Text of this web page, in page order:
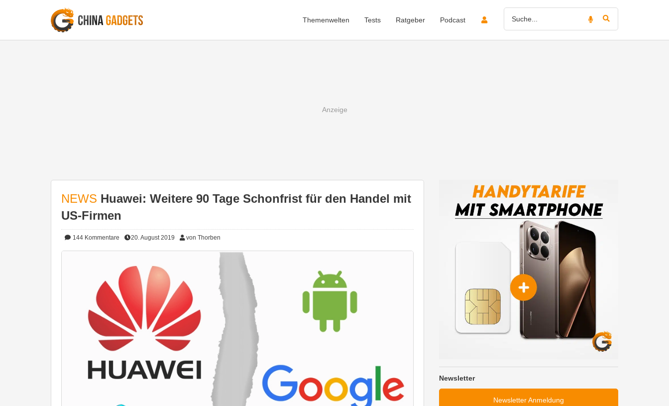
Themenwelten Tests Ratgeber Podcast
NEWS Huawei: Weitere 90 Tage Schonfrist für den Handel mit
US-Firmen
144 Kommentare 20. August 2019 von Thorben
Newsletter
Newsletter Anmeldung